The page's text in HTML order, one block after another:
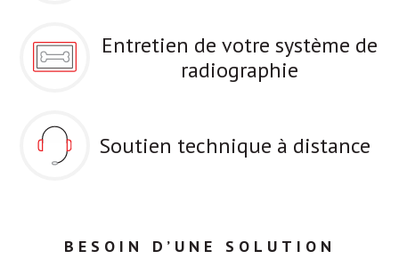
Entretien de votre système de
radiographie
Soutien technique à distance
BESOIN D’UNE SOLUTION